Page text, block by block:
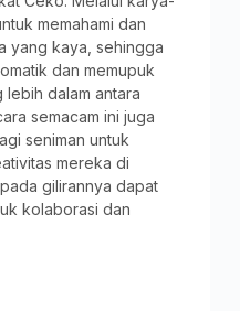
memahami dan
yang kaya, sehingga
dan memupuk
dalam antara
semacam ini juga
seniman untuk
mereka di
gilirannya dapat
kolaborasi dan